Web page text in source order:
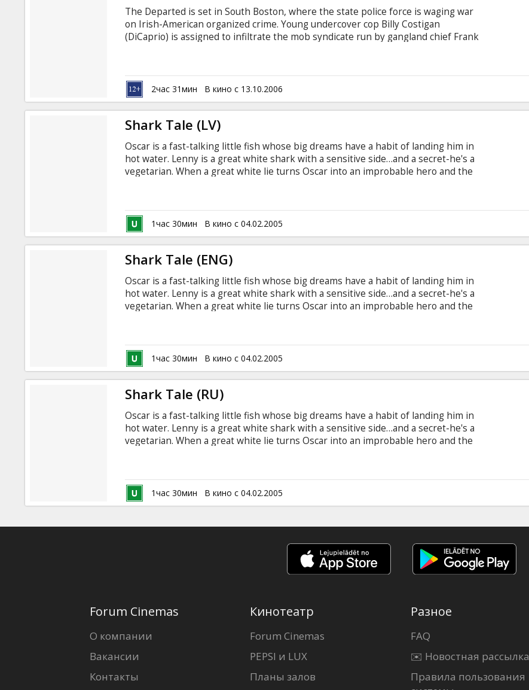
The Departed is set in South Boston, where the state police force is waging war
on Irish-American organized crime. Young undercover cop Billy Costigan
(DiCaprio) is assigned to infiltrate the mob syndicate run by gangland chief Frank
an informer for the syndicate, is rising to a position of power in the Special
Investigation Unit.
2час 31мин В кино с 13.10.2006
Shark Tale (LV)
Oscar is a fast-talking little fish whose big dreams have a habit of landing him in
hot water. Lenny is a great white shark with a sensitive side…and a secret-he's a
vegetarian. When a great white lie turns Oscar into an improbable hero and the
1час 30мин В кино с 04.02.2005
Shark Tale (ENG)
Oscar is a fast-talking little fish whose big dreams have a habit of landing him in
hot water. Lenny is a great white shark with a sensitive side…and a secret-he's a
vegetarian. When a great white lie turns Oscar into an improbable hero and the
1час 30мин В кино с 04.02.2005
Shark Tale (RU)
Oscar is a fast-talking little fish whose big dreams have a habit of landing him in
hot water. Lenny is a great white shark with a sensitive side…and a secret-he's a
vegetarian. When a great white lie turns Oscar into an improbable hero and the
1час 30мин В кино с 04.02.2005
Forum Cinemas
О компании
Вакансии
Контакты
Кинотеатр
Forum Cinemas
PEPSI и LUX
Планы залов
Разное
FAQ
✉️ Новостная рассылка
Правила пользования